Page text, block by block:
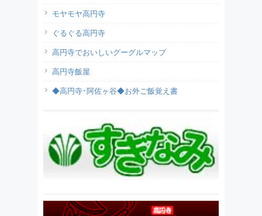
モヤモヤ高円寺
ぐるぐる高円寺
高円寺でおいしいグーグルマップ
高円寺飯屋
◆高円寺･阿佐ヶ谷◆お外ご飯覚え書